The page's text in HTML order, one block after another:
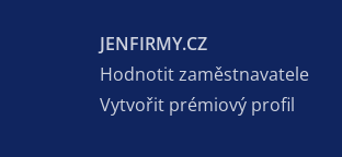
JENFIRMY.CZ
Hodnotit zaměstnavatele
Vytvořit prémiový profil